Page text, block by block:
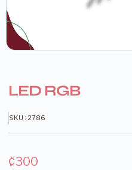
LED RGB
SKU : 2786
₡300